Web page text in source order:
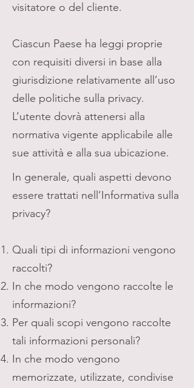
visitatore o del cliente.
Ciascun Paese ha leggi proprie
con requisiti diversi in base alla
giurisdizione relativamente all’uso
delle politiche sulla privacy.
L’utente dovrà attenersi alla
normativa vigente applicabile alle
sue attività e alla sua ubicazione.
In generale, quali aspetti devono
essere trattati nell’Informativa sulla
privacy?
Quali tipi di informazioni vengono
raccolti?
In che modo vengono raccolte le
informazioni?
Per quali scopi vengono raccolte
tali informazioni personali?
In che modo vengono
memorizzate, utilizzate, condivise